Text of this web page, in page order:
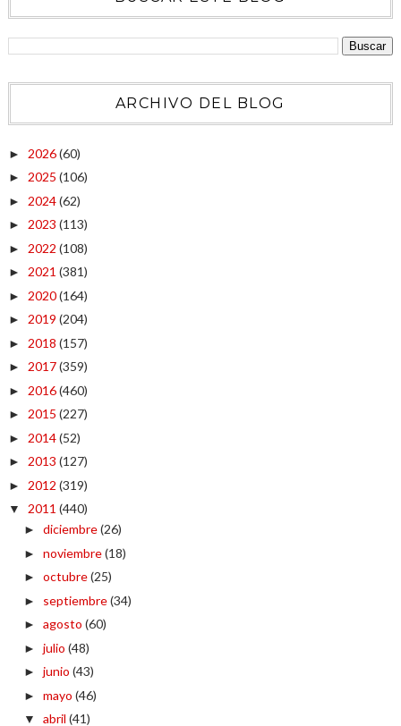
ARCHIVO DEL BLOG
► 2026(60)
► 2025 (106)
► 2024(62)
► 2023 (113)
► 2022 (108)
► 2021 (381)
► 2020(164)
► 2019 (204)
► 2018 (157)
► 2017(359)
► 2016(460)
► 2015 (227)
► 2014(52)
► 2013 (127)
► 2012 (319)
▼ 2011 (440)
► diciembre(26)
► noviembre(18)
► octubre(25)
► septiembre(34)
► agosto (60)
► julio (48)
► junio (43)
► mayo (46)
▼ abril (41)